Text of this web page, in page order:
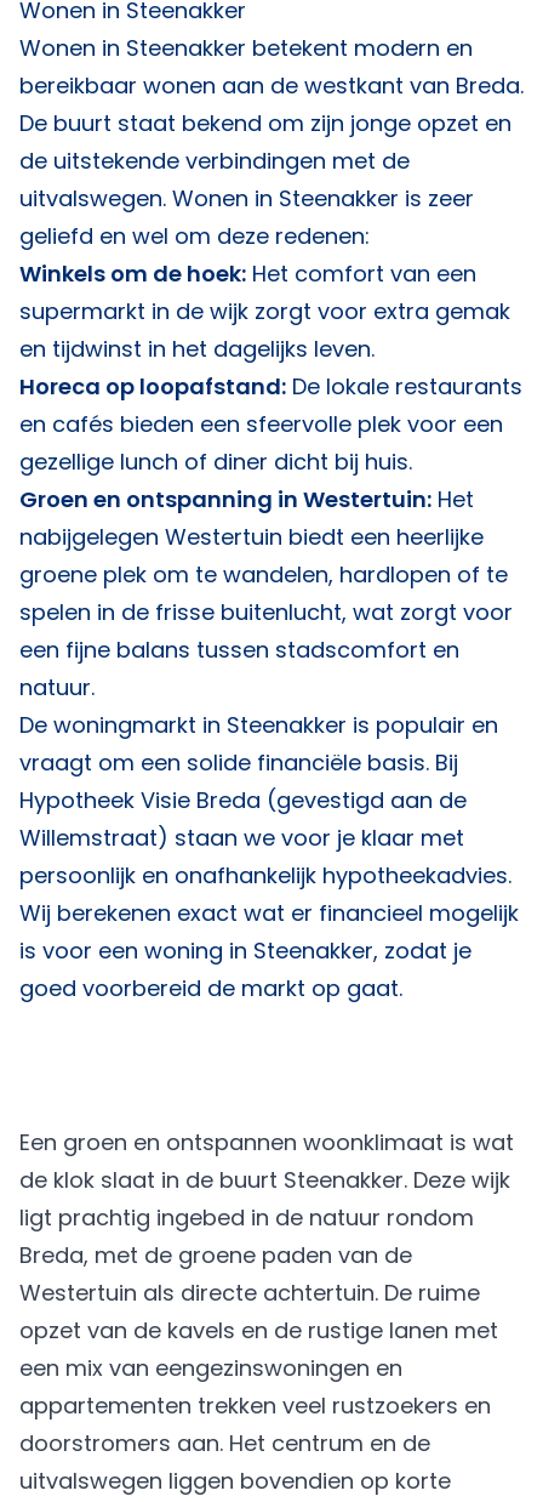
Wonen in Steenakker
Wonen in Steenakker betekent modern en
bereikbaar wonen aan de westkant van Breda.
De buurt staat bekend om zijn jonge opzet en
de uitstekende verbindingen met de
uitvalswegen. Wonen in Steenakker is zeer
geliefd en wel om deze redenen:
Winkels om de hoek: Het comfort van een
supermarkt in de wijk zorgt voor extra gemak
en tijdwinst in het dagelijks leven.
Horeca op loopafstand: De lokale restaurants
en cafés bieden een sfeervolle plek voor een
gezellige lunch of diner dicht bij huis.
Groen en ontspanning in Westertuin: Het
nabijgelegen Westertuin biedt een heerlijke
groene plek om te wandelen, hardlopen of te
spelen in de frisse buitenlucht, wat zorgt voor
een fijne balans tussen stadscomfort en
natuur.
De woningmarkt in Steenakker is populair en
vraagt om een solide financiële basis. Bij
Hypotheek Visie Breda (gevestigd aan de
Willemstraat) staan we voor je klaar met
persoonlijk en onafhankelijk hypotheekadvies.
Wij berekenen exact wat er financieel mogelijk
is voor een woning in Steenakker, zodat je
goed voorbereid de markt op gaat.
Een groen en ontspannen woonklimaat is wat
de klok slaat in de buurt Steenakker. Deze wijk
ligt prachtig ingebed in de natuur rondom
Breda, met de groene paden van de
Westertuin als directe achtertuin. De ruime
opzet van de kavels en de rustige lanen met
een mix van eengezinswoningen en
appartementen trekken veel rustzoekers en
doorstromers aan. Het centrum en de
uitvalswegen liggen bovendien op korte